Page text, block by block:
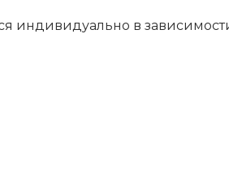
индивидуально в